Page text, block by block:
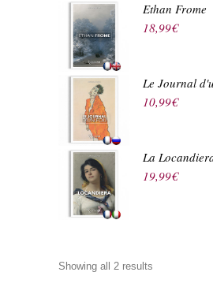
Ethan Frome
18,99€
Le Journal
10,99€
La
19,99€
Showing all 2 results